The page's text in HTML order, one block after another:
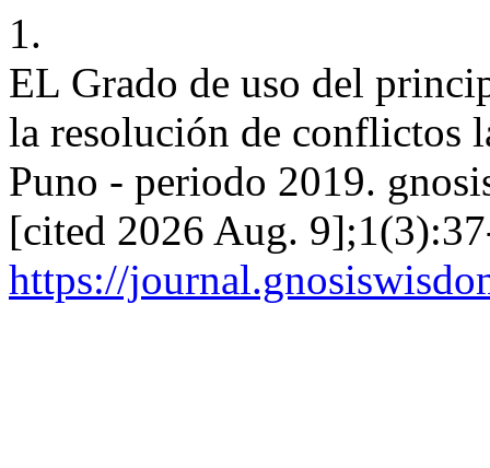
1.
EL Grado de uso del
la resolución de conflictos
Puno - periodo 2019.
[cited 2026 Aug.
https://